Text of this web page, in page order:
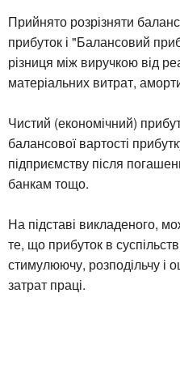
Прийнято розрізняти
прибуток і "Балансовий
різниця між виручкою від
матеріальних витрат,
Чистий (економічний)
балансової вартості
підприємству після
банкам тощо.
На підставі викладеного,
те, що прибуток в
стимулюючу, розподільчу і
затрат праці.